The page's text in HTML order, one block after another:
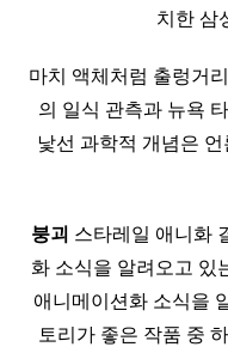
치한 삼
마치 액체처럼 출렁거
의 일식 관측과 뉴욕
낯선 과학적 개념은 언
붕괴 스타레일 애니화
화 소식을 알려오고 있
애니메이션화 소식을
토리가 좋은 작품 중